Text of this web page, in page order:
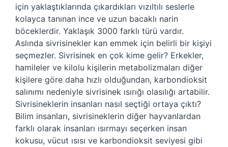
için yaklaştıklarında çıkardıkları vızıltılı seslerle
kolayca tanınan ince ve uzun bacaklı narin
böceklerdir. Yaklaşık 3000 farklı türü vardır.
Aslında sivrisinekler kan emmek için belirli bir kişiyi
seçmezler. Sivrisinek en çok kime gelir? Erkekler,
hamileler ve kilolu kişilerin metabolizmaları diğer
kişilere göre daha hızlı olduğundan, karbondioksit
salınımı nedeniyle sivrisinek ısırığı olasılığı artabilir.
Sivrisineklerin insanları nasıl seçtiği ortaya çıktı?
Bilim insanları, sivrisineklerin diğer hayvanlardan
farklı olarak insanları ısırmayı seçerken insan
kokusu, vücut ısısı ve karbondioksit seviyesi gibi